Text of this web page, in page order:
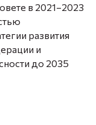
в 2021–2023
развития
и
до 2035